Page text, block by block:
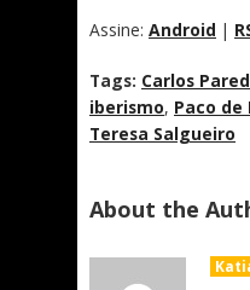
Assine: Android |
Tags: Carlos
iberismo, Paco de
Teresa Salgueiro
About the